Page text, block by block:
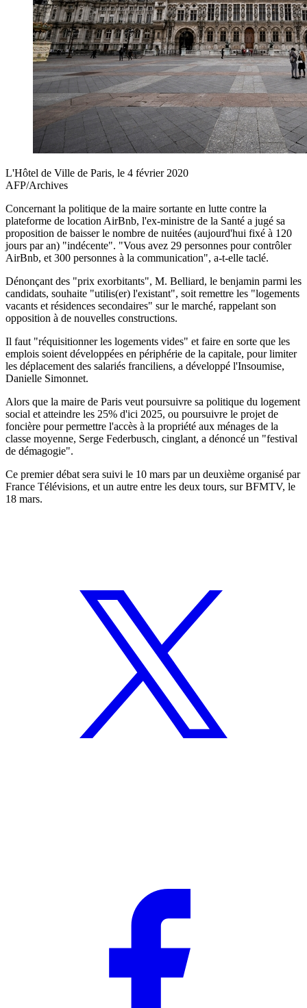
L'Hôtel de Ville de Paris, le 4 février 2020
AFP/Archives
Concernant la politique de la maire sortante en lutte contre la
plateforme de location AirBnb, l'ex-ministre de la Santé a jugé sa
proposition de baisser le nombre de nuitées (aujourd'hui fixé à 120
jours par an) "indécente". "Vous avez 29 personnes pour contrôler
AirBnb, et 300 personnes à la communication", a-t-elle taclé.
Dénonçant des "prix exorbitants", M. Belliard, le benjamin parmi les
candidats, souhaite "utilis(er) l'existant", soit remettre les "logements
vacants et résidences secondaires" sur le marché, rappelant son
opposition à de nouvelles constructions.
Il faut "réquisitionner les logements vides" et faire en sorte que les
emplois soient développées en périphérie de la capitale, pour limiter
les déplacement des salariés franciliens, a développé l'Insoumise,
Danielle Simonnet.
Alors que la maire de Paris veut poursuivre sa politique du logement
social et atteindre les 25% d'ici 2025, ou poursuivre le projet de
foncière pour permettre l'accès à la propriété aux ménages de la
classe moyenne, Serge Federbusch, cinglant, a dénoncé un "festival
de démagogie".
Ce premier débat sera suivi le 10 mars par un deuxième organisé par
France Télévisions, et un autre entre les deux tours, sur BFMTV, le
18 mars.